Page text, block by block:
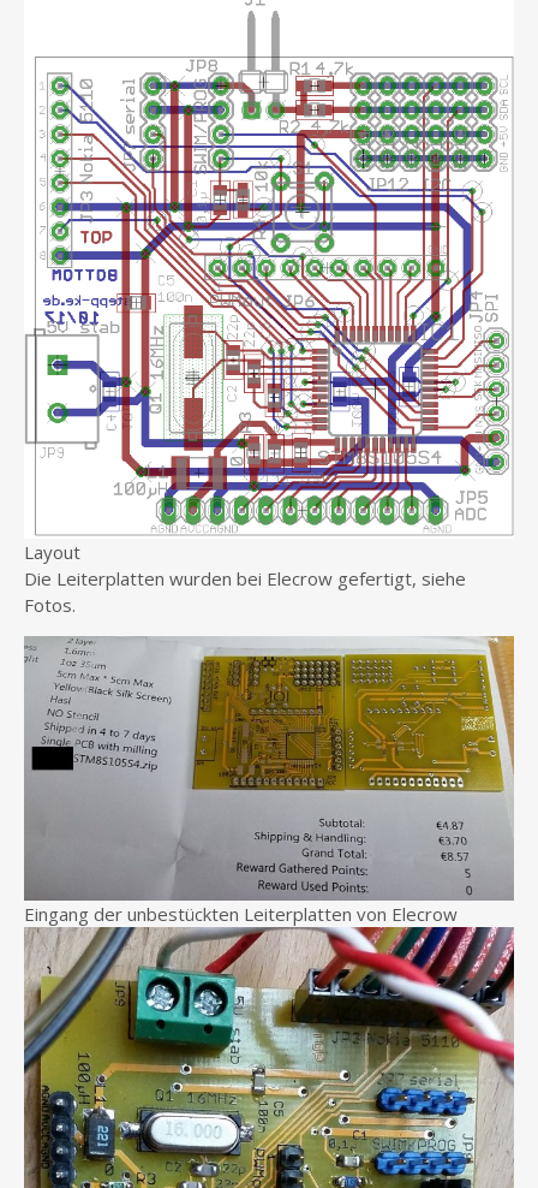
Layout
Die Leiterplatten wurden bei Elecrow gefertigt, siehe
Fotos.
Eingang der unbestückten Leiterplatten von Elecrow